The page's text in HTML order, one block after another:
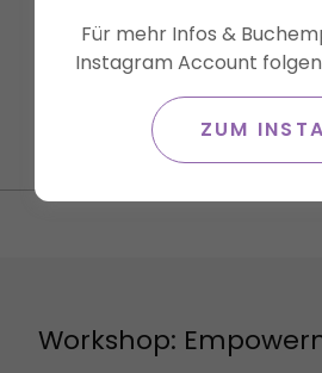
Haarworkshop zu Afroh...
Veranstaltungsdetails
Workshop:
Für mehr Infos &
Instagram Account
ZUM